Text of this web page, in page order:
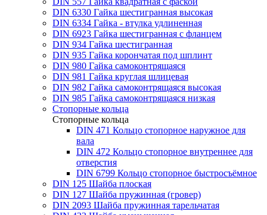
DIN 6330 Гайка шестигранная высокая
DIN 6334 Гайка - втулка удлиненная
DIN 6923 Гайка шестигранная с фланцем
DIN 934 Гайка шестигранная
DIN 935 Гайка корончатая под шплинт
DIN 980 Гайка самоконтрящаяся
DIN 981 Гайка круглая шлицевая
DIN 982 Гайка самоконтрящаяся высокая
DIN 985 Гайка самоконтрящаяся низкая
Стопорные кольца
Стопорные кольца
DIN 471 Кольцо стопорное наружное для
вала
DIN 472 Кольцо стопорное внутреннее для
отверстия
DIN 6799 Кольцо стопорное быстросъёмное
DIN 125 Шайба плоская
DIN 127 Шайба пружинная (гровер)
DIN 2093 Шайба пружинная тарельчатая